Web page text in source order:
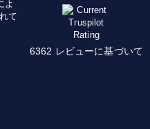
6362 レビューに基づいて